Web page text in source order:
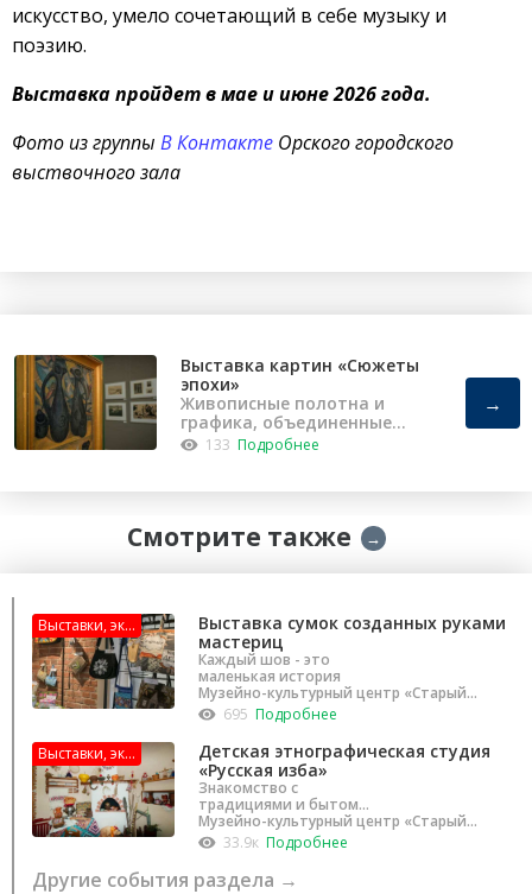
искусство, умело сочетающий в себе музыку и
поэзию.
Выставка пройдет в мае и июне 2026 года.
Фото из группы В Контакте Орского городского
выствочного зала
Выставка картин «Сюжеты
эпохи»
Живописные полотна и
графика, объединенные
человеческой судьбы.
133 Подробнее
→
Смотрите также →
Выставки, эк...
Выставка сумок созданных руками
мастериц
Каждый шов - это
маленькая история
Музейно-культурный центр «Старый
город»
695 Подробнее
Выставки, эк...
Детская этнографическая студия
«Русская изба»
Знакомство с
традициями и бытом
родной страны
Музейно-культурный центр «Старый
город»
33.9к Подробнее
Другие события раздела →